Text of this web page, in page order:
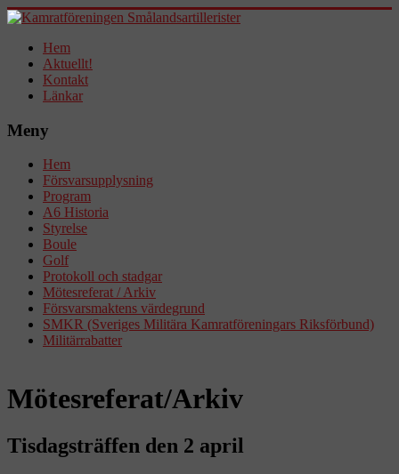
Hem
Aktuellt!
Kontakt
Länkar
Meny
Hem
Försvarsupplysning
Program
A6 Historia
Styrelse
Boule
Golf
Protokoll och stadgar
Mötesreferat / Arkiv
Försvarsmaktens värdegrund
SMKR (Sveriges Militära Kamratföreningars Riksförbund)
Militärrabatter
Mötesreferat/Arkiv
Tisdagsträffen den 2 april